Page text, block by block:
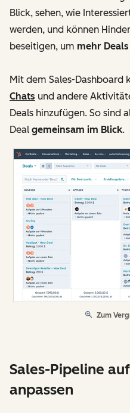
Blick, sehen, wie
werden, und können
beseitigen, um mehr
Mit dem Sales-Dashboard
Chats und andere
Deals hinzufügen. So sind
Deal gemeinsam im Blick.
Zum
Sales-Pipeline
anpassen